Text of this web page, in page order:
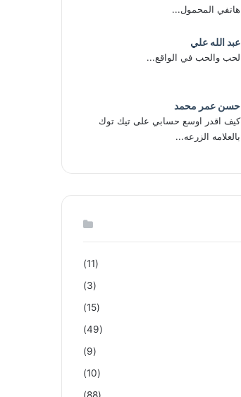
هاتفي المحمول...
عبد الله علي
لحب والحب في الواقع...
حسن عمر محمد
كيف اقدر اوسع حسابي على تيك توك
بالعلامه الزرعه...
(11)
(3)
(15)
(49)
(9)
(10)